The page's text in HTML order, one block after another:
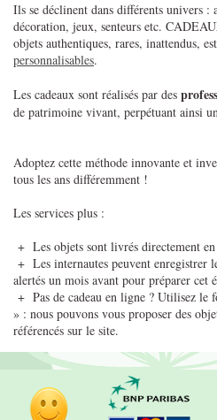
Ils se déclinent dans différents univers :
décoration, jeux, senteurs etc.
objets authentiques, rares, inattendus,
personnalisables.
Les cadeaux sont réalisés par des
de patrimoine vivant, perpétuant ainsi
Adoptez cette méthode innovante et
tous les ans différemment !
Les services plus :
+ Les objets sont livrés directement
+ Les internautes peuvent enregistrer
alertés un mois avant pour préparer cet
+ Pas de cadeau en ligne ? Utilisez le
» : nous pouvons vous proposer des
référencés sur le site.